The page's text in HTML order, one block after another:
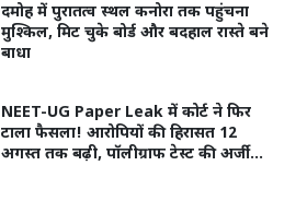
दमोह में पुरातत्व स्थल कनोरा तक पहुंचना
मुश्किल, मिट चुके बोर्ड और बदहाल रास्ते बने
बाधा
NEET-UG Paper Leak में कोर्ट ने फिर
टाला फैसला! आरोपियों की हिरासत 12
अगस्त तक बढ़ी, पॉलीग्राफ टेस्ट की अर्जी